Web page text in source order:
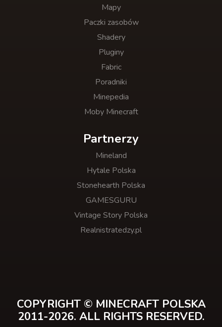
Mapy
Paczki zasobów
Shadery
Pluginy
Fabric
Poradniki
Minepedia
Moby Minecraft
Partnerzy
Mineland
Hytale Polska
Stonehearth Polska
GAMESGURU
Vintage Story Polska
Realnistratedzy.pl
COPYRIGHT © MINECRAFT POLSKA
2011-2026. ALL RIGHTS RESERVED.